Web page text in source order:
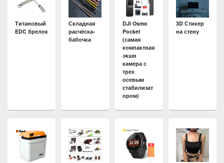
Титановый
EDC брелок
Складная
расчёска-
бабочка
DJI Osmo
Pocket
(самая
компактная
экшн
камера с
трех
осевым
стабилизат
ором)
3D Стикер
на стену